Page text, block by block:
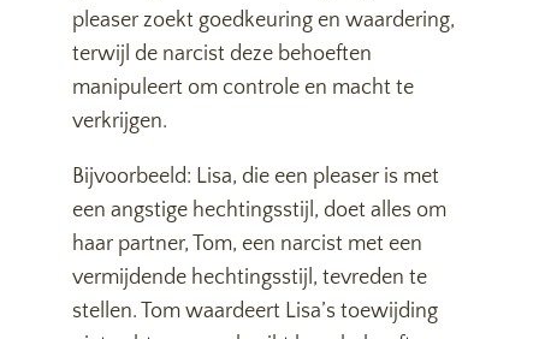
pleaser zoekt goedkeuring en waardering,
terwijl de narcist deze behoeften
manipuleert om controle en macht te
verkrijgen.
Bijvoorbeeld: Lisa, die een pleaser is met
een angstige hechtingsstijl, doet alles om
haar partner, Tom, een narcist met een
vermijdende hechtingsstijl, tevreden te
stellen. Tom waardeert Lisa’s toewijding